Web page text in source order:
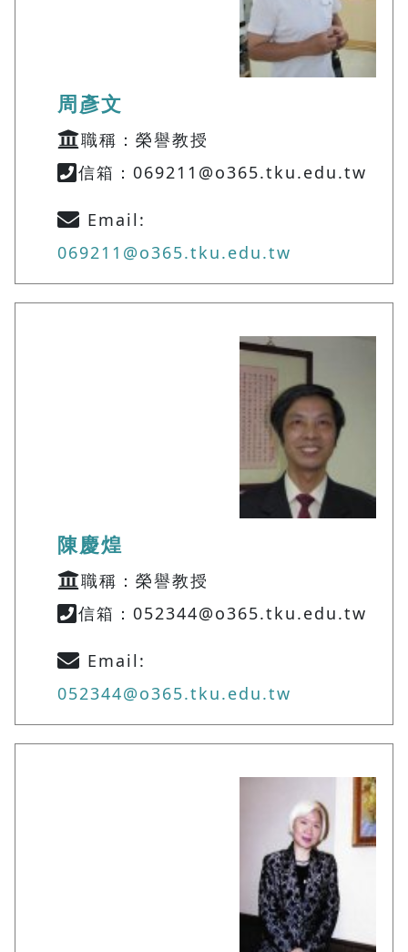
周彥文
職稱：榮譽教授
信箱：069211@o365.tku.edu.tw
Email:
069211@o365.tku.edu.tw
陳慶煌
職稱：榮譽教授
信箱：052344@o365.tku.edu.tw
Email:
052344@o365.tku.edu.tw